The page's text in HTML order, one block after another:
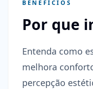
BENEFÍCIOS
Por que
Entenda como
melhora
percepção